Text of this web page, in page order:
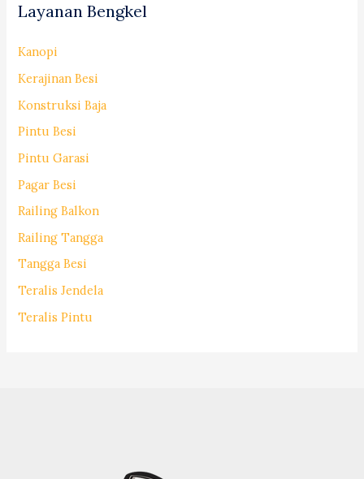
Layanan Bengkel
Kanopi
Kerajinan Besi
Konstruksi Baja
Pintu Besi
Pintu Garasi
Pagar Besi
Railing Balkon
Railing Tangga
Tangga Besi
Teralis Jendela
Teralis Pintu